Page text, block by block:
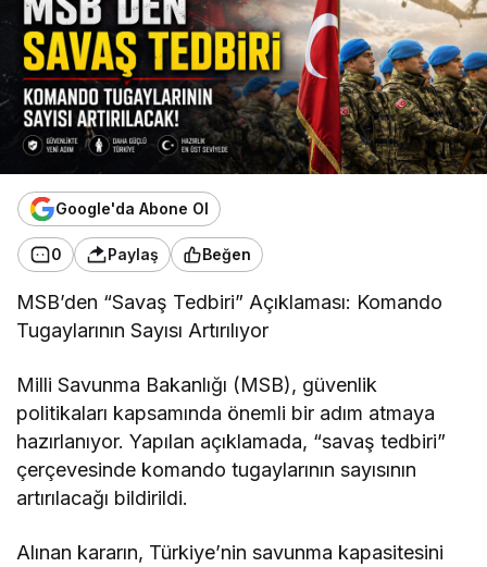
Google'da Abone Ol
0 Paylaş Beğen
MSB’den “Savaş Tedbiri” Açıklaması: Komando
Tugaylarının Sayısı Artırılıyor
Milli Savunma Bakanlığı (MSB), güvenlik
politikaları kapsamında önemli bir adım atmaya
hazırlanıyor. Yapılan açıklamada, “savaş tedbiri”
çerçevesinde komando tugaylarının sayısının
artırılacağı bildirildi.
Alınan kararın, Türkiye’nin savunma kapasitesini